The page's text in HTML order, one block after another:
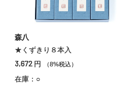
森八
★くずきり８本入
3,672 円 （8%税込）
在庫：○